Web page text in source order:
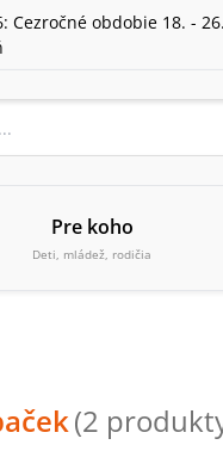
Cezročné obdobie 18. - 26.
Pre koho
Deti, mládež, rodičia
(2